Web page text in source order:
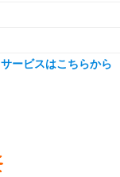
サービスはこちらから